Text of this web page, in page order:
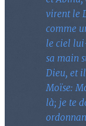
virent le
comme
le ciel
sa main
Dieu, et
Moïse:
là; je te